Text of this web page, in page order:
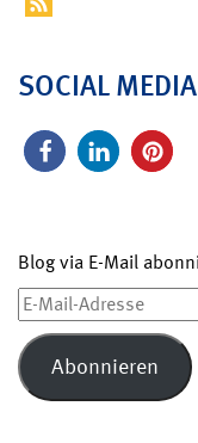
SOCIAL MEDIA
Blog via E-Mail
E-
Mail-
Adresse
Abonnieren